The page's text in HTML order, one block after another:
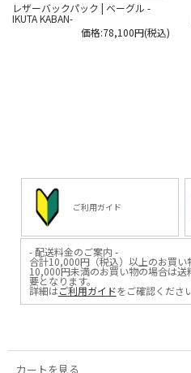
レザーバックパック | ベーグル -
IKUTA KABAN-
価格:78,100円(税込)
ご利用ガイド
- 配送料金のご案内 -
合計10,000円（税込）以上のお買い
10,000円未満のお買い物の場合は
要となります。
詳細はご利用ガイドをご確認ください
カートを見る